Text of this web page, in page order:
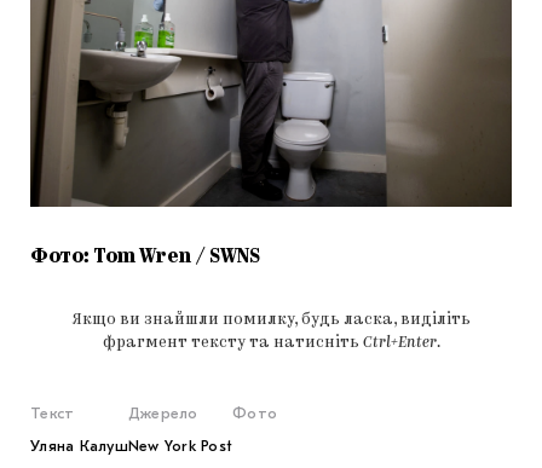
Фото: Tom Wren / SWNS
Якщо ви знайшли помилку, будь ласка, виділіть
фрагмент тексту та натисніть Ctrl+Enter.
Текст
Уляна Калуш
Джерело
New York Post
Фото